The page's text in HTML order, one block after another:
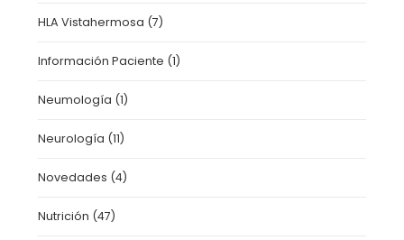
HLA Vistahermosa (7)
Información Paciente (1)
Neumología (1)
Neurología (11)
Novedades (4)
Nutrición (47)